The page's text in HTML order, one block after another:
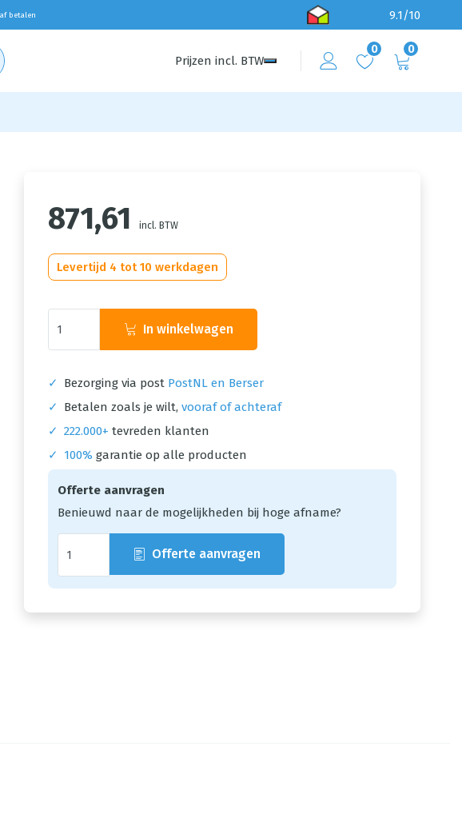
betalen 9.1/10
Prijzen incl. BTW
0 0
871,61 incl. BTW
Levertijd 4 tot 10 werkdagen
In winkelwagen
✓ Bezorging via post PostNL en Berser
✓
Betalen zoals je wilt, vooraf of achteraf
✓ 222.000+ tevreden klanten
✓
100% garantie op alle producten
Offerte aanvragen
Benieuwd naar de mogelijkheden bij hoge afname?
Offerte aanvragen